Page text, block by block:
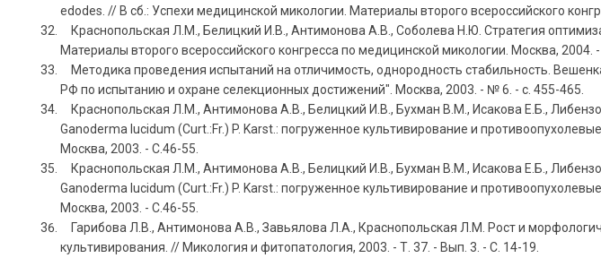
edodes. // В сб.: Успехи медицинской микологии. Материалы второго всероссийского
Краснопольская Л.М., Белицкий И.В., Антимонова А.В., Соболева Н.Ю. Стратегия
Материалы второго всероссийского конгресса по медицинской микологии. Москва, 2004. -
Методика проведения испытаний на отличимость, однородность стабильность.
РФ по испытанию и охране селекционных достижений". Москва, 2003. - № 6. - с. 455-465.
Краснопольская Л.М., Антимонова А.В., Белицкий И.В., Бухман В.М., Исакова Е.Б.,
Ganoderma lucidum (Curt.:Fr.) P. Karst.: погруженное культивирование и
Москва, 2003. - С.46-55.
Краснопольская Л.М., Антимонова А.В., Белицкий И.В., Бухман В.М., Исакова Е.Б.,
Ganoderma lucidum (Curt.:Fr.) P. Karst.: погруженное культивирование и
Москва, 2003. - С.46-55.
Гарибова Л.В., Антимонова А.В., Завьялова Л.А., Краснопольская Л.М. Рост и
культивирования. // Микология и фитопатология, 2003. - Т. 37. - Вып. 3. - С. 14-19.